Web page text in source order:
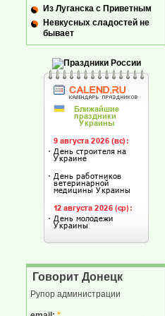
Из Луганска с Приветным
Невкусных сладостей не
бывает
Говорит Донецк
Рупор администрации